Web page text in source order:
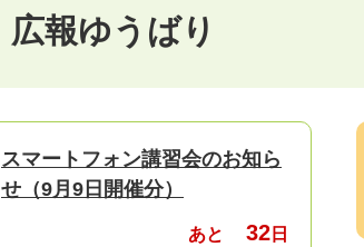
広報ゆうばり
本
スマートフォン講習会のお知ら
せ（9月9日開催分）
あと 32 日